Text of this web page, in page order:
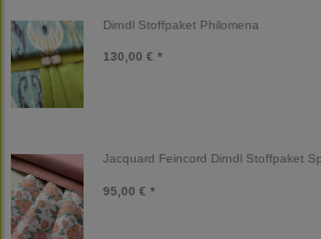
Dirndl Stoffpaket Philomena
130,00 € *
Jacquard Feincord Dirndl Stoffpaket
95,00 € *